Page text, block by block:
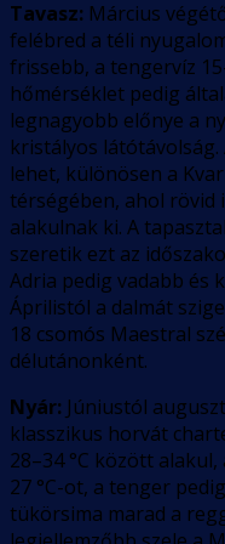
Tavasz: Március
felébred a téli
frissebb, a tengervíz
hőmérséklet pedig
legnagyobb előnye a
kristályos látótávolság.
lehet, különösen a
térségében, ahol rövid
alakulnak ki. A
szeretik ezt az
Adria pedig vadabb és
Áprilistól a dalmát
18 csomós Maestral
délutánonként.
Nyár: Júniustól
klasszikus horvát
28–34 °C között
27 °C-ot, a tenger
tükörsima marad a